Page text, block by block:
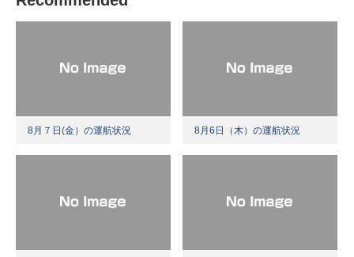
8月７日(金）の運航状況 8月6日（木）の運航状況